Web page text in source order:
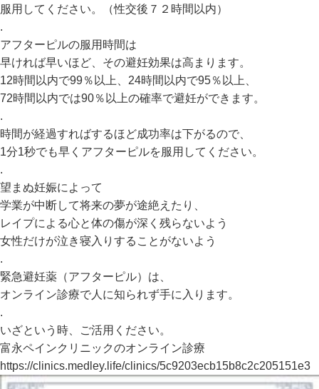
服用してください。（性交後７２時間以内）
.
アフターピルの服用時間は
早ければ早いほど、その避妊効果は高まります。
12時間以内で99％以上、24時間以内で95％以上、
72時間以内では90％以上の確率で避妊ができます。
.
時間が経過すればするほど成功率は下がるので、
1分1秒でも早くアフターピルを服用してください。
.
望まぬ妊娠によって
学業が中断して将来の夢が途絶えたり、
レイプによる心と体の傷が深く残らないよう
女性だけが泣き寝入りすることがないよう
.
緊急避妊薬（アフターピル）は、
オンライン診療で人に知られず手に入ります。
.
いざという時、ご活用ください。
富永ペインクリニックのオンライン診療
https://clinics.medley.life/clinics/5c9203ecb15b8c2c205151e3